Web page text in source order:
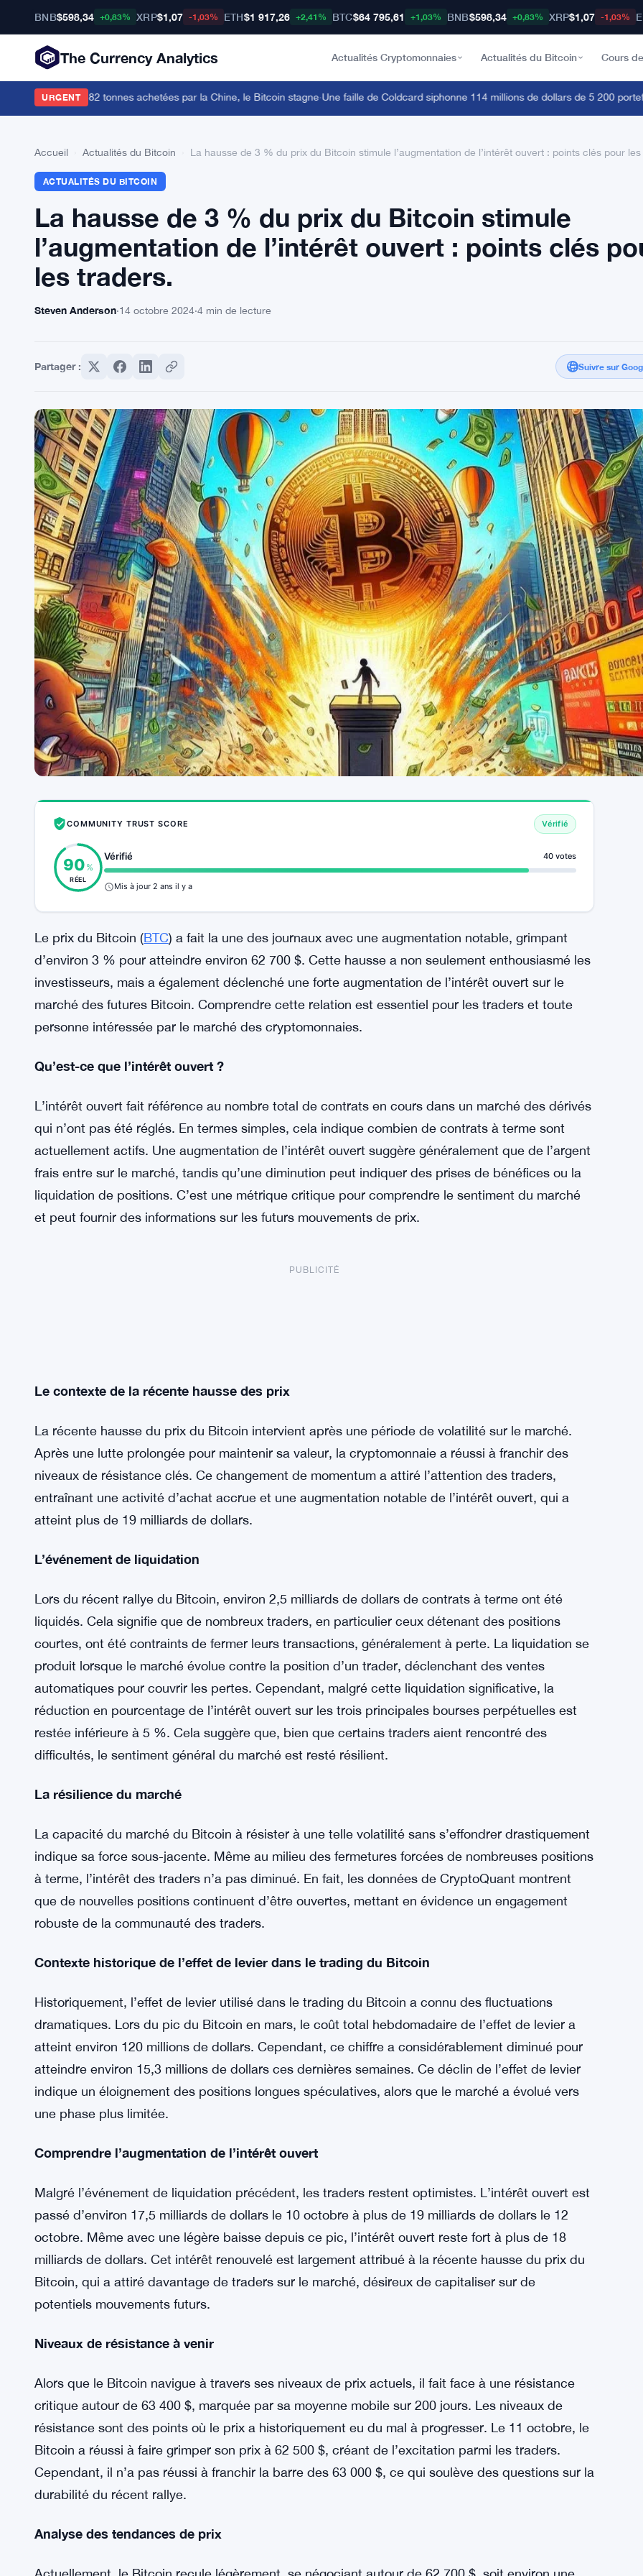
BNB$598,34 +0,83% XRP$1,07 -1,03% ETH$1 917,26 +2,41% BTC$64 795,61 +1,03% BNB$598,34 +0,83% XRP$1,07 -1,03%
The Currency Analytics Actualités Cryptomonnaies Actualités du Bitcoin Cours
URGENT
avec 82 tonnes achetées par la Chine, le Bitcoin stagne·Une faille de Coldcard siphonne 114 millions de dollars de 5 200
Accueil Actualités du Bitcoin La hausse de 3 % du prix du Bitcoin stimule l’augmentation de l’intérêt ouvert : points clés pour
ACTUALITÉS DU BITCOIN
La hausse de 3 % du prix du Bitcoin stimule
l’augmentation de l’intérêt ouvert : points clés
les traders.
Steven Anderson·14 octobre 2024·4 min de lecture
Partager : Suivre sur
COMMUNITY TRUST SCORE Vérifié
90 %
RÉEL
Vérifié 40 votes
Mis à jour 2 ans il y a
Le prix du Bitcoin (BTC) a fait la une des journaux avec une augmentation notable, grimpant
d’environ 3 % pour atteindre environ 62 700 $. Cette hausse a non seulement enthousiasmé les
investisseurs, mais a également déclenché une forte augmentation de l’intérêt ouvert sur le
marché des futures Bitcoin. Comprendre cette relation est essentiel pour les traders et toute
personne intéressée par le marché des cryptomonnaies.
Qu’est-ce que l’intérêt ouvert ?
L’intérêt ouvert fait référence au nombre total de contrats en cours dans un marché des dérivés
qui n’ont pas été réglés. En termes simples, cela indique combien de contrats à terme sont
actuellement actifs. Une augmentation de l’intérêt ouvert suggère généralement que de l’argent
frais entre sur le marché, tandis qu’une diminution peut indiquer des prises de bénéfices ou la
liquidation de positions. C’est une métrique critique pour comprendre le sentiment du marché
et peut fournir des informations sur les futurs mouvements de prix.
PUBLICITÉ
Après une lutte prolongée pour maintenir sa valeur, la cryptomonnaie a réussi à franchir des
niveaux de résistance clés. Ce changement de momentum a attiré l’attention des traders,
entraînant une activité d’achat accrue et une augmentation notable de l’intérêt ouvert, qui a
atteint plus de 19 milliards de dollars.
L’événement de liquidation
Lors du récent rallye du Bitcoin, environ 2,5 milliards de dollars de contrats à terme ont été
courtes, ont été contraints de fermer leurs transactions, généralement à perte. La liquidation se
automatiques pour couvrir les pertes. Cependant, malgré cette liquidation significative, la
réduction en pourcentage de l’intérêt ouvert sur les trois principales bourses perpétuelles est
restée inférieure à 5 %. Cela suggère que, bien que certains traders aient rencontré des
difficultés, le sentiment général du marché est resté résilient.
indique sa force sous-jacente. Même au milieu des fermetures forcées de nombreuses positions
à terme, l’intérêt des traders n’a pas diminué. En fait, les données de CryptoQuant montrent
que de nouvelles positions continuent d’être ouvertes, mettant en évidence un engagement
robuste de la communauté des traders.
Contexte historique de l’effet de levier dans le trading du Bitcoin
Historiquement, l’effet de levier utilisé dans le trading du Bitcoin a connu des fluctuations
atteint environ 120 millions de dollars. Cependant, ce chiffre a considérablement diminué pour
atteindre environ 15,3 millions de dollars ces dernières semaines. Ce déclin de l’effet de levier
indique un éloignement des positions longues spéculatives, alors que le marché a évolué vers
une phase plus limitée.
Comprendre l’augmentation de l’intérêt ouvert
Malgré l’événement de liquidation précédent, les traders restent optimistes. L’intérêt ouvert est
octobre. Même avec une légère baisse depuis ce pic, l’intérêt ouvert reste fort à plus de 18
milliards de dollars. Cet intérêt renouvelé est largement attribué à la récente hausse du prix du
Bitcoin, qui a attiré davantage de traders sur le marché, désireux de capitaliser sur de
potentiels mouvements futurs.
Niveaux de résistance à venir
Alors que le Bitcoin navigue à travers ses niveaux de prix actuels, il fait face à une résistance